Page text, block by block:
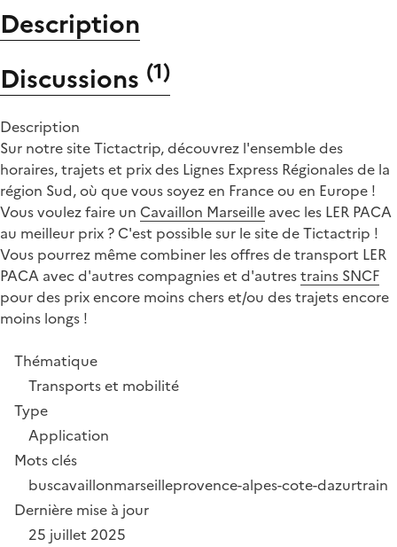
Description
Discussions (1)
Description
Sur notre site Tictactrip, découvrez l'ensemble des
horaires, trajets et prix des Lignes Express Régionales de la
région Sud, où que vous soyez en France ou en Europe !
Vous voulez faire un Cavaillon Marseille avec les LER PACA
au meilleur prix ? C'est possible sur le site de Tictactrip !
Vous pourrez même combiner les offres de transport LER
PACA avec d'autres compagnies et d'autrestrains SNCF
pour des prix encore moins chers et/ou des trajets encore
moins longs !
Thématique
Transports et mobilité
Type
Application
Mots clés
buscavaillonmarseilleprovence-alpes-cote-dazurtrain
Dernière mise à jour
25 juillet 2025